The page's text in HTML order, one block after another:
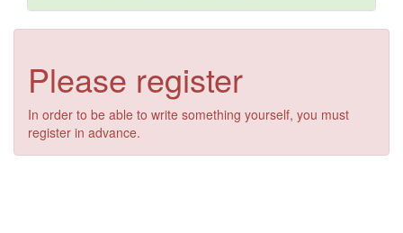
Please register
In order to be able to write something yourself, you must
register in advance.